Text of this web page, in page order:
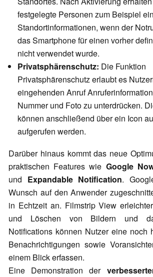
festgelegte Personen zum Beispiel
Standortinformationen, wenn der
das Smartphone für einen vorher
nicht verwendet wurde.
Privatsphärenschutz: Die Funktion
Privatsphärenschutz erlaubt es
eingehenden Anruf
Nummer und Foto zu unterdrücken.
können anschließend über ein Icon
aufgerufen werden.
Darüber hinaus kommt das neue
praktischen Features wie Google
und Expandable Notification.
Wunsch auf den Anwender
in Echtzeit an. Filmstrip View
und Löschen von Bildern und
Notifications können Nutzer eine noch
Benachrichtigungen sowie
einem Blick erfassen.
Eine Demonstration der